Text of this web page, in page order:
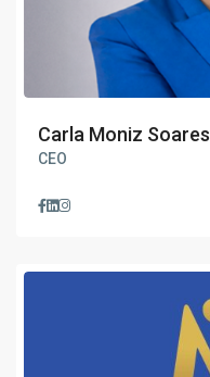
Carla Moniz Soares
CEO